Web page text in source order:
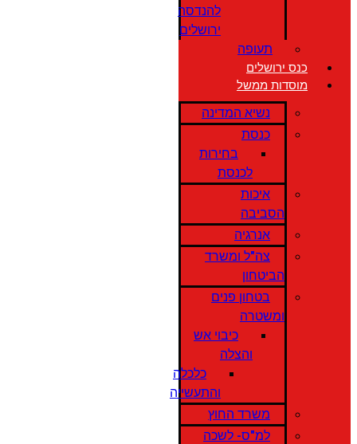
להנדסה
ירושלים
תעופה
כנס ירושלים
מוסדות ממשל
נשיא המדינה
כנסת
בחירות
לכנסת
איכות
הסביבה
אנרגיה
צה"ל ומשרד
הביטחון
בטחון פנים
ומשטרה
כיבוי אש
והצלה
כלכלה
והתעשייה
משרד החוץ
למ"ס- לשכה